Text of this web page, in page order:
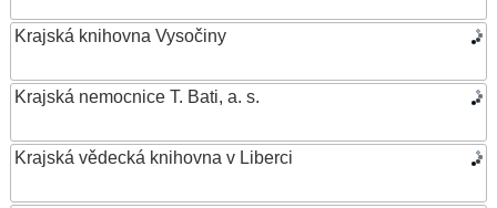
Krajská knihovna Vysočiny
Krajská nemocnice T. Bati, a. s.
Krajská vědecká knihovna v Liberci